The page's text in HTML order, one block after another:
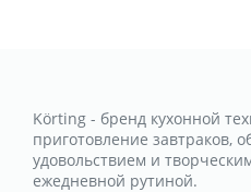
Körting - бренд кухонной
приготовление завтраков,
удовольствием и
ежедневной рутиной.